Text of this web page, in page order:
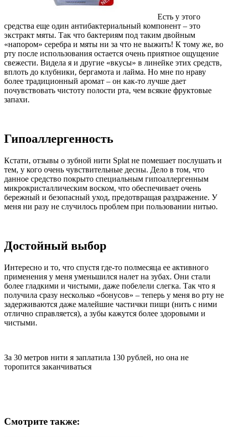
Есть у этого
средства еще один антибактериальный компонент – это
экстракт мяты. Так что бактериям под таким двойным
«напором» серебра и мяты ни за что не выжить! К тому же, во
рту после использования остается очень приятное ощущение
свежести. Видела я и другие «вкусы» в линейке этих средств,
вплоть до клубники, бергамота и лайма. Но мне по нраву
более традиционный аромат – он как-то лучше дает
почувствовать чистоту полости рта, чем всякие фруктовые
запахи.
Гипоаллергенность
Кстати, отзывы о зубной нити Splat не помешает послушать и
тем, у кого очень чувствительные десны. Дело в том, что
данное средство покрыто специальным гипоаллергенным
микрокристаллическим воском, что обеспечивает очень
бережный и безопасный уход, предотвращая раздражение. У
меня ни разу не случилось проблем при пользовании нитью.
Достойный выбор
Интересно и то, что спустя где-то полмесяца ее активного
применения у меня уменьшился налет на зубах. Они стали
более гладкими и чистыми, даже побелели слегка. Так что я
получила сразу несколько «бонусов» – теперь у меня во рту не
задерживаются даже малейшие частички пищи (нить с ними
отлично справляется), а зубы кажутся более здоровыми и
чистыми.
За 30 метров нити я заплатила 130 рублей, но она не
торопится заканчиваться
Смотрите также: